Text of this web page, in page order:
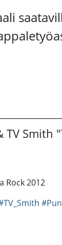
TV Smith
Rock 2012